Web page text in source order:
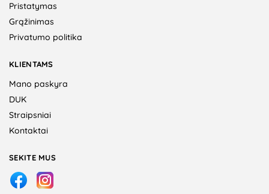
Pristatymas
Grąžinimas
Privatumo politika
KLIENTAMS
Mano paskyra
DUK
Straipsniai
Kontaktai
SEKITE MUS